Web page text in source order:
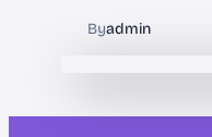
Byadmin